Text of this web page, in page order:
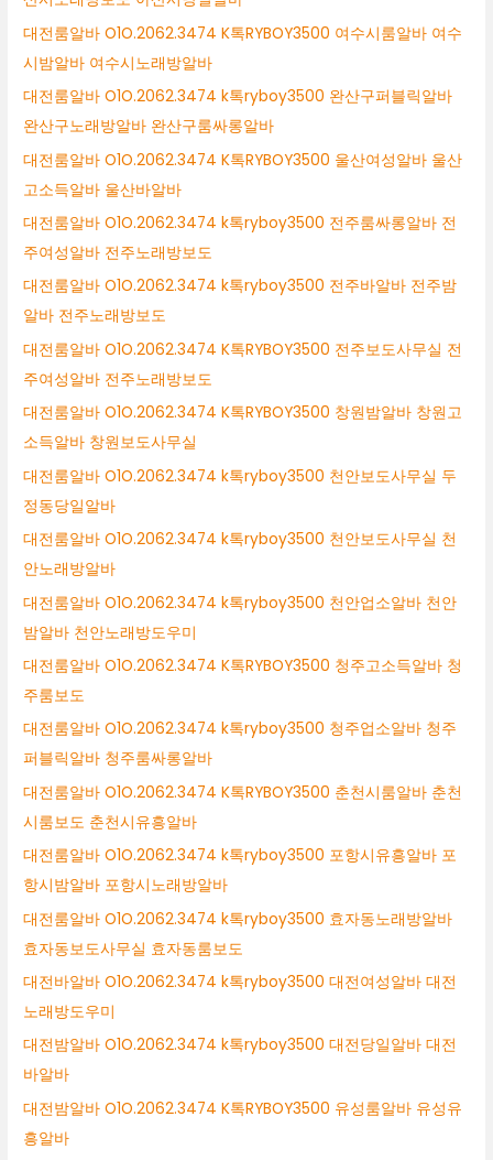
대전룸알바 O1O.2062.3474 K톡RYBOY3500 여수시룸알바 여수
시밤알바 여수시노래방알바
대전룸알바 O1O.2062.3474 k톡ryboy3500 완산구퍼블릭알바
완산구노래방알바 완산구룸싸롱알바
대전룸알바 O1O.2062.3474 K톡RYBOY3500 울산여성알바 울산
고소득알바 울산바알바
대전룸알바 O1O.2062.3474 k톡ryboy3500 전주룸싸롱알바 전
주여성알바 전주노래방보도
대전룸알바 O1O.2062.3474 k톡ryboy3500 전주바알바 전주밤
알바 전주노래방보도
대전룸알바 O1O.2062.3474 K톡RYBOY3500 전주보도사무실 전
주여성알바 전주노래방보도
대전룸알바 O1O.2062.3474 K톡RYBOY3500 창원밤알바 창원고
소득알바 창원보도사무실
대전룸알바 O1O.2062.3474 k톡ryboy3500 천안보도사무실 두
정동당일알바
대전룸알바 O1O.2062.3474 k톡ryboy3500 천안보도사무실 천
안노래방알바
대전룸알바 O1O.2062.3474 k톡ryboy3500 천안업소알바 천안
밤알바 천안노래방도우미
대전룸알바 O1O.2062.3474 K톡RYBOY3500 청주고소득알바 청
주룸보도
대전룸알바 O1O.2062.3474 k톡ryboy3500 청주업소알바 청주
퍼블릭알바 청주룸싸롱알바
대전룸알바 O1O.2062.3474 K톡RYBOY3500 춘천시룸알바 춘천
시룸보도 춘천시유흥알바
대전룸알바 O1O.2062.3474 k톡ryboy3500 포항시유흥알바 포
항시밤알바 포항시노래방알바
대전룸알바 O1O.2062.3474 k톡ryboy3500 효자동노래방알바
효자동보도사무실 효자동룸보도
대전바알바 O1O.2062.3474 k톡ryboy3500 대전여성알바 대전
노래방도우미
대전밤알바 O1O.2062.3474 k톡ryboy3500 대전당일알바 대전
바알바
대전밤알바 O1O.2062.3474 K톡RYBOY3500 유성룸알바 유성유
흥알바